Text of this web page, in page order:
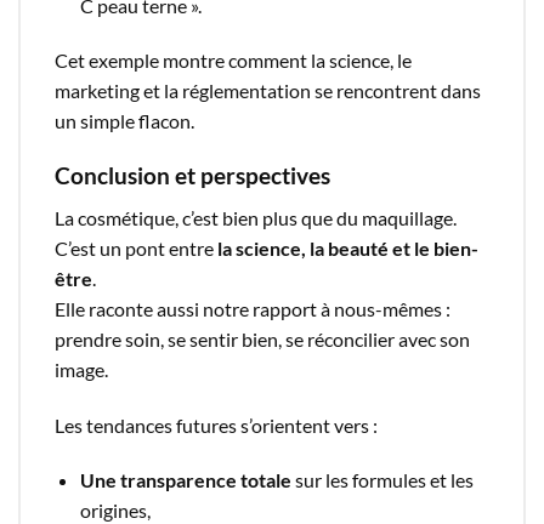
C peau terne ».
Cet exemple montre comment la science, le
marketing et la réglementation se rencontrent dans
un simple flacon.
Conclusion et perspectives
La cosmétique, c’est bien plus que du maquillage.
C’est un pont entre la science, la beauté et le bien-
être
Elle raconte aussi notre rapport à nous-mêmes :
prendre soin, se sentir bien, se réconcilier avec son
image.
Les tendances futures s’orientent vers :
Une transparence totale sur les formules et les
origines,